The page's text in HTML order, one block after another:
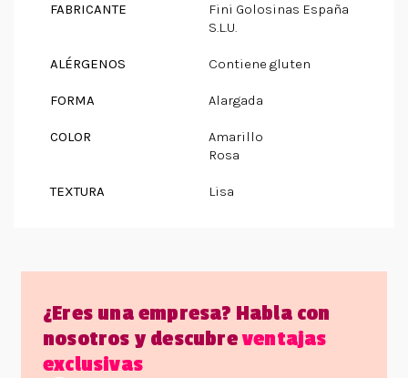
FABRICANTE
Fini Golosinas España
S.L.U.
ALÉRGENOS Contiene gluten
FORMA Alargada
COLOR
Amarillo
Rosa
TEXTURA Lisa
¿Eres una empresa? Habla con
nosotros y descubreventajas
exclusivas